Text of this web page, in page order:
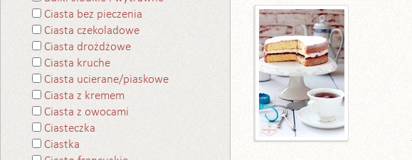
Ciasta bez pieczenia
Ciasta czekoladowe
Ciasta drożdżowe
Ciasta kruche
Ciasta ucierane/piaskowe
Ciasta z kremem
Ciasta z owocami
Ciasteczka
Ciastka